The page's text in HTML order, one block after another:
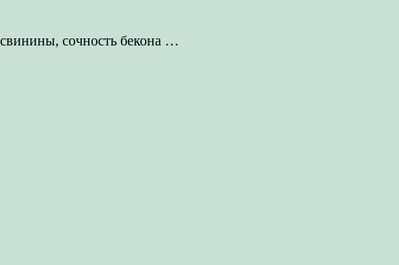
сочность бекона …